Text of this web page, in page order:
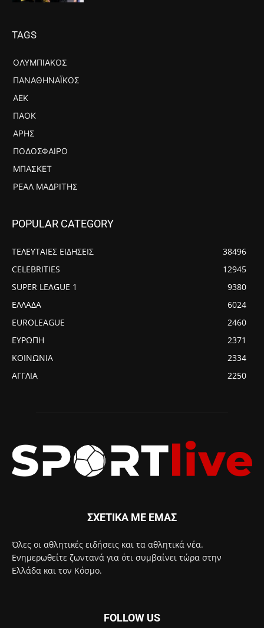
TAGS
ΟΛΥΜΠΙΑΚΌΣ
ΠΑΝΑΘΗΝΑΪΚΌΣ
ΑΕΚ
ΠΑΟΚ
ΆΡΗΣ
ΠΟΔΌΣΦΑΙΡΟ
ΜΠΆΣΚΕΤ
ΡΕΆΛ ΜΑΔΡΊΤΗΣ
POPULAR CATEGORY
ΤΕΛΕΥΤΑΙΕΣ ΕΙΔΗΣΕΙΣ
38496
CELEBRITIES
12945
SUPER LEAGUE 1
9380
ΕΛΛΑΔΑ
6024
EUROLEAGUE
2460
ΕΥΡΩΠΗ
2371
ΚΟΙΝΩΝΙΑ
2334
ΑΓΓΛΙΑ
2250
ΣΧΕΤΙΚΑ ΜΕ ΕΜΑΣ
Όλες οι αθλητικές ειδήσεις και τα αθλητικά νέα.
Ενημερωθείτε ζωντανά για ότι συμβαίνει τώρα στην
Ελλάδα και τον Κόσμο.
FOLLOW US